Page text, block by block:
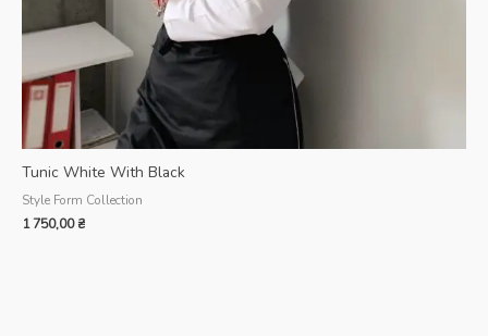
Tunic White With Black
Style Form Collection
1 750,00₴